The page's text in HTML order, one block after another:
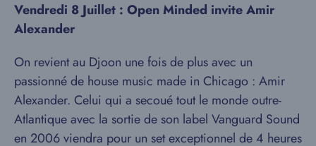
Vendredi 8 Juillet : Open Minded invite Amir
Alexander
On revient au Djoon une fois de plus avec un
passionné de house music made in Chicago : Amir
Alexander. Celui qui a secoué tout le monde outre-
Atlantique avec la sortie de son label Vanguard Sound
en 2006 viendra pour un set exceptionnel de 4 heures